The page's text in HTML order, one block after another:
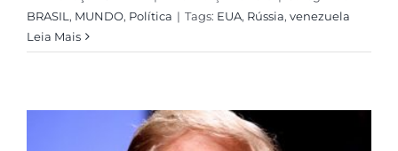
BRASIL , MUNDO, Política | Tags: EUA, Rússia, venezuela
Leia Mais